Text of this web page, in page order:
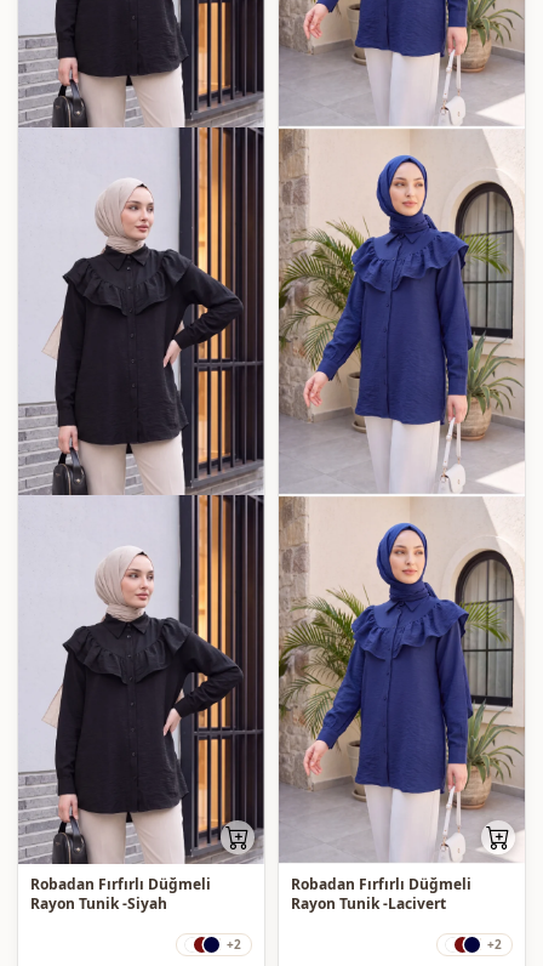
Robadan Fırfırlı Düğmeli
Rayon Tunik -Siyah
+2
Robadan Fırfırlı Düğmeli
Rayon Tunik -Lacivert
+2